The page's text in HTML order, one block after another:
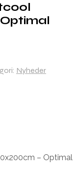
Nyheder
– Optimal